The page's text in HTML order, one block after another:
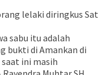
sabu itu adalah
bukti di Amankan di
ini masih